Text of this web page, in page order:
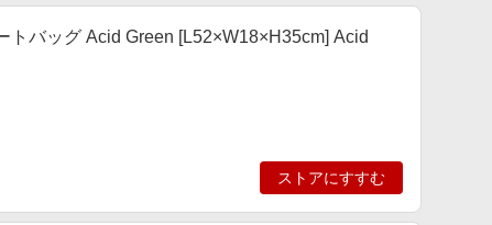
バッグ Acid Green [L52×W18×H35cm] Acid
ストアにすすむ